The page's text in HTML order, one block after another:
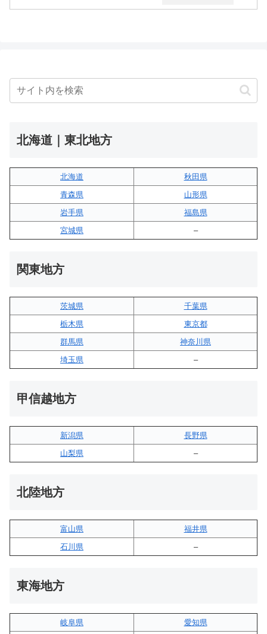
北海道｜東北地方
北海道
秋田県
青森県
山形県
岩手県
福島県
宮城県
–
関東地方
茨城県
千葉県
栃木県
東京都
群馬県
神奈川県
埼玉県
–
甲信越地方
新潟県
長野県
山梨県
–
北陸地方
富山県
福井県
石川県
–
東海地方
岐阜県
愛知県